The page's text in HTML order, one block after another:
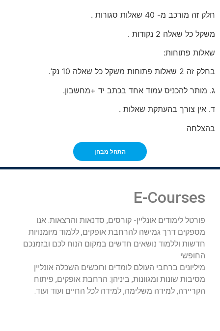
חלק זה מורכב מ- 40 שאלות סגורות .
משקל כל שאלה 2 נקודות .
שאלות פתוחות:
בחלק זה 2 שאלות פתוחות משקל כל שאלה 10 נק’.
ג. מותר להכניס עמוד אחד בכתב יד +מחשבון.
ד. אין צורך בהעתקת שאלות .
בהצלחה
E-Courses
פורטל לימודים אונליין- קורסים, סדנאות והרצאות. אנו
מספקים דרך גמישה להרחבת אופקים, ללמוד מיומנויות
חדשות וללמוד נושאים חדשים במקום הנוח לכם ובזמנכם
החופשי
מיליונים ברחבי העולם לומדים ורוכשים השכלה אונליין
מסיבות שונות ומגוונות, ביניהן: הרחבת אופקים, פיתוח
הקריירה, למידה משלימה, למידה לכל החיים ועוד ועוד.